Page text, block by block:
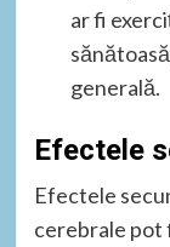
ar fi
generală.
Efectele
Efectele
cerebrale pot